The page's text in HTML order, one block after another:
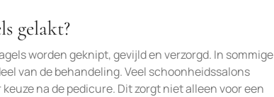
gelakt?
worden geknipt, gevijld en verzorgd. In sommige
van de behandeling. Veel schoonheidssalons
na de pedicure. Dit zorgt niet alleen voor een